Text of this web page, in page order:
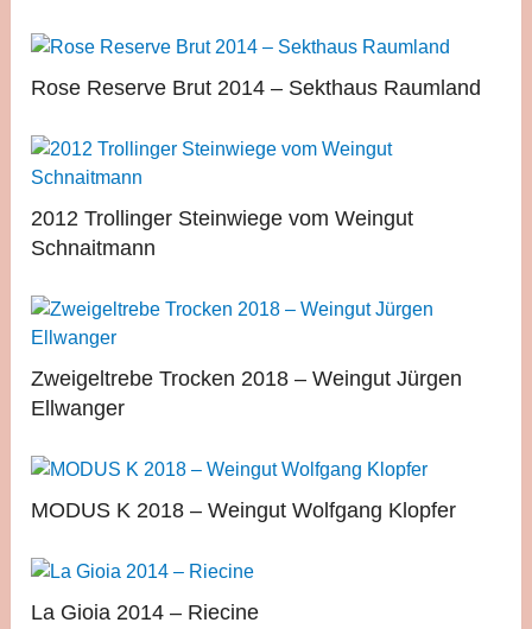
Rose Reserve Brut 2014 – Sekthaus Raumland
2012 Trollinger Steinwiege vom Weingut
Schnaitmann
Zweigeltrebe Trocken 2018 – Weingut Jürgen
Ellwanger
MODUS K 2018 – Weingut Wolfgang Klopfer
La Gioia 2014 – Riecine